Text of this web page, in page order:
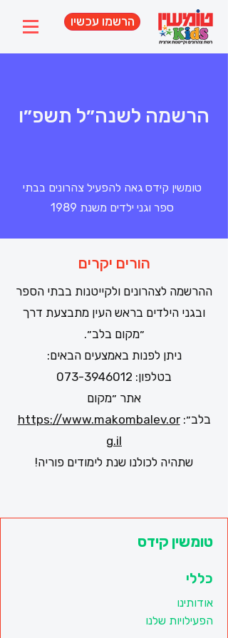
הרשמו עכשיו
הרשמה לשנה״ל תשפ״ו
טומשין קידס גאה להפעיל צהרונים בבתי
ספר וגני ילדים משנת 1989
הורים יקרים
ההרשמה לצהרונים ולקייטנות בבתי הספר
ובגני הילדים בראש העין מתבצעת דרך
״מקום בלב״.
ניתן לפנות באמצעים הבאים:
בטלפון: 073-3946012
אתר ״מקום
בלב״:https://www.makombalev.or
g.il
שתהיה לכולנו שנת לימודים פוריה!
טומשין קידס
כללי
אודותינו
הפעילויות שלנו